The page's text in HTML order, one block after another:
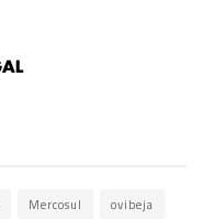
Mercosul ovibeja